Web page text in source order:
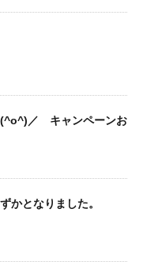
(^o^)／ キャンペーンお
かとなりました。